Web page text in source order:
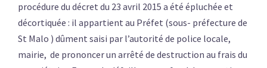
procédure du décret du 23 avril 2015 a été épluchée et
décortiquée : il appartient au Préfet (sous- préfecture de
St Malo ) dûment saisi par l’autorité de police locale,
mairie, de prononcer un arrêté de destruction au frais du